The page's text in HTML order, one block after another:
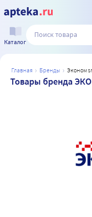
Каталог
главная бренды эконом
Товары бренда